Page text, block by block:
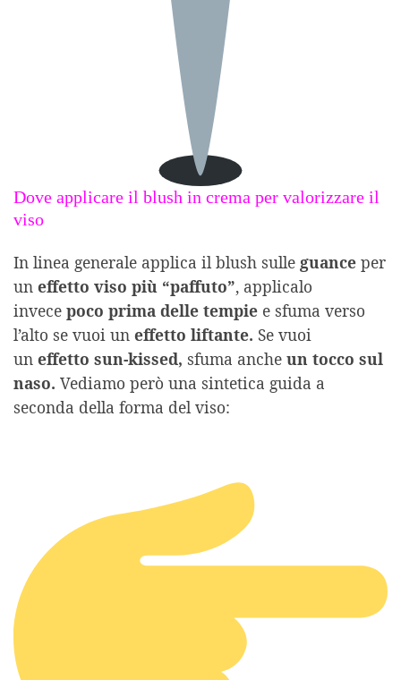
Dove applicare il blush in crema per valorizzare il
viso
In linea generale applica il blush sulle guance per
un effetto viso più “paffuto”, applicalo
invece poco prima delle tempie e sfuma verso
l’alto se vuoi un effetto liftante. Se vuoi
un effetto sun-kissed, sfuma anche un tocco sul
naso. Vediamo però una sintetica guida a
seconda della forma del viso: